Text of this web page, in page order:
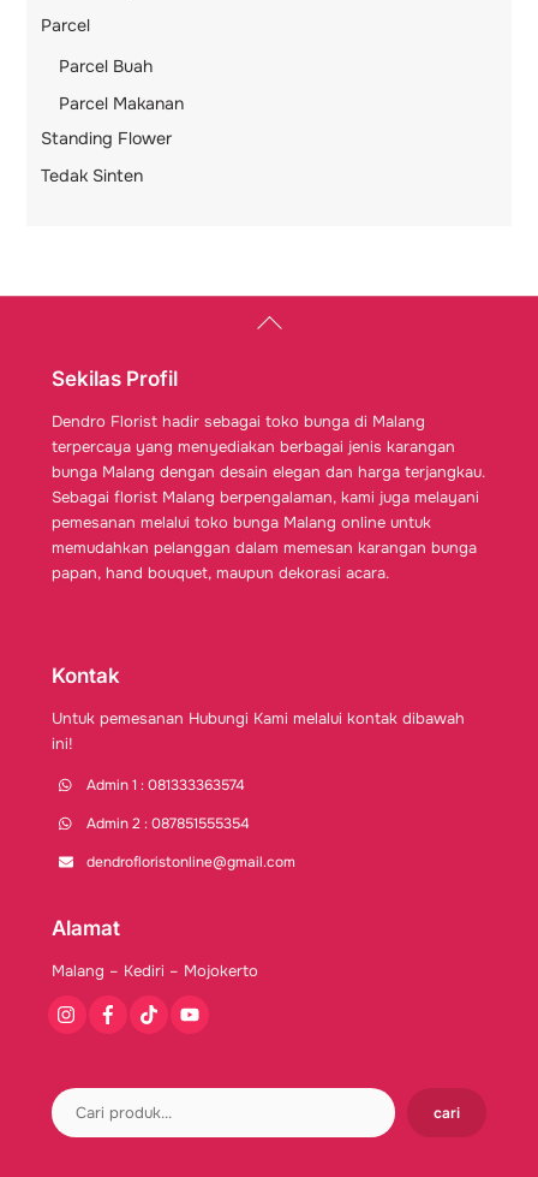
Parcel
Parcel Buah
Parcel Makanan
Standing Flower
Tedak Sinten
Back
Sekilas Profil
Dendro Florist hadir sebagai toko bunga di Malang
terpercaya yang menyediakan berbagai jenis karangan
bunga Malang dengan desain elegan dan harga terjangkau.
Sebagai florist Malang berpengalaman, kami juga melayani
pemesanan melalui toko bunga Malang online untuk
memudahkan pelanggan dalam memesan karangan bunga
papan, hand bouquet, maupun dekorasi acara.
Kontak
Untuk pemesanan Hubungi Kami melalui kontak dibawah
ini!
Admin 1 : 081333363574
Admin 2 : 087851555354
dendrofloristonline@gmail.com
Alamat
Malang – Kediri – Mojokerto
InstagramFacebook
TiktokYoutube
cari